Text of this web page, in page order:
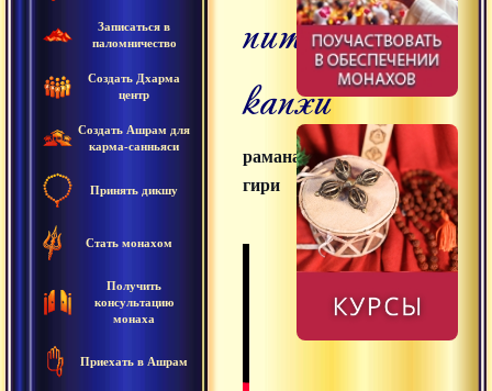
Записаться в
паломничество
Создать Дхарма
центр
Создать Ашрам для
карма-санньяси
Принять дикшу
Стать монахом
Получить
консультацию
монаха
Приехать в Ашрам
питы,
капхи
раманатха
гири